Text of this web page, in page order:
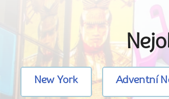
New York Adventní